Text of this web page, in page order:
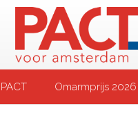
Omarmprijs 2026